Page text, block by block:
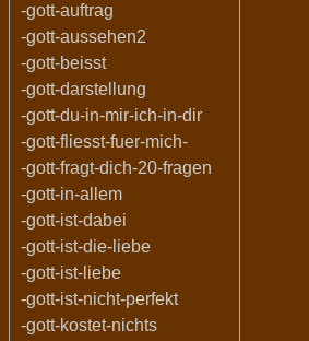
-gott-auftrag
-gott-aussehen2
-gott-beisst
-gott-darstellung
-gott-du-in-mir-ich-in-dir
-gott-fliesst-fuer-mich-
-gott-fragt-dich-20-fragen
-gott-in-allem
-gott-ist-dabei
-gott-ist-die-liebe
-gott-ist-liebe
-gott-ist-nicht-perfekt
-gott-kostet-nichts